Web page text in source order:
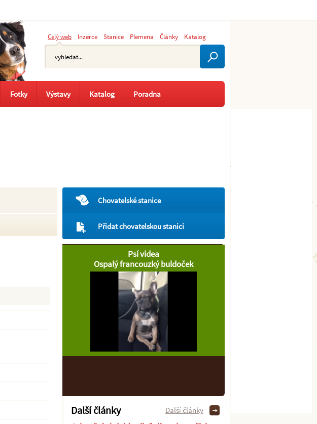
Chovatelské stanice
Přidat chovatelskou stanici
Psí videa
Ospalý francouzký buldoček
Další články Další články
Celý web Inzerce Stanice Plemena Články Katalog
Fotky Výstavy Katalog Poradna